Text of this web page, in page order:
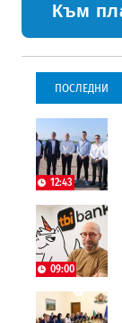
Към
ПОСЛЕДНИ
12:43
09:00